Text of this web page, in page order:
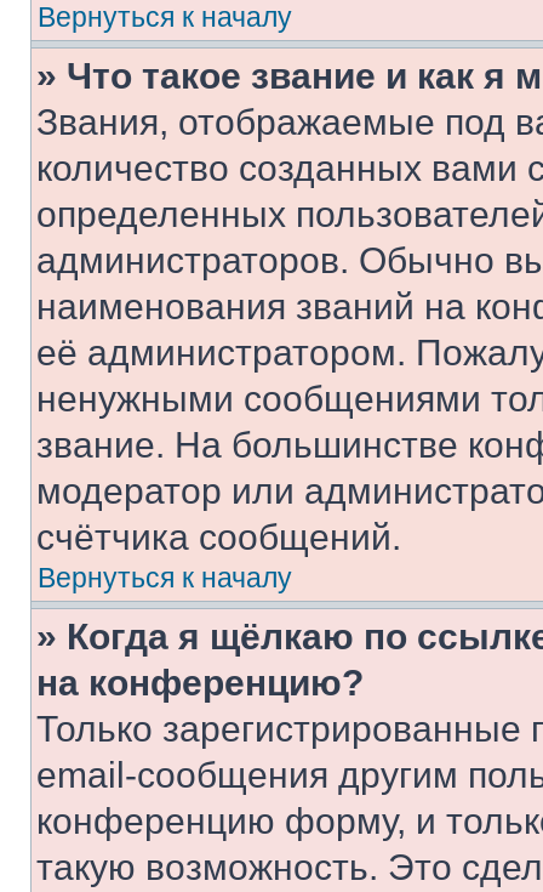
Вернуться к началу
» Что такое звание и как я
Звания, отображаемые под
количество созданных
определенных
администраторов. Обычно
наименования званий на
её администратором.
ненужными сообщениями
звание. На большинстве
модератор или
счётчика сообщений.
Вернуться к началу
» Когда я щёлкаю по
на конференцию?
Только зарегистрированные
email-сообщения другим
конференцию форму, и
такую возможность. Это